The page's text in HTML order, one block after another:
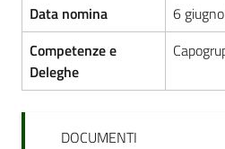
Data nomina
6
Competenze e
Deleghe
DOCUMENTI